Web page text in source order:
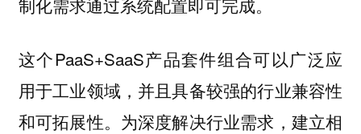
制化需求通过系统配置即可完成。
这个PaaS+SaaS产品套件组合可以广泛应
用于工业领域，并且具备较强的行业兼容性
和可拓展性。为深度解决行业需求，建立相